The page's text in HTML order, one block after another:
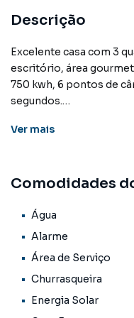
Descrição
Excelente casa com 3
escritório, área
750 kwh, 6 pontos de
segundos.
deseja mais
3213-4243.
casas residenciais e
e barracões para venda
empreendimentos em
Ver mais
Comodidades
Água
Alarme
Área de Serviço
Churrasqueira
Energia Solar